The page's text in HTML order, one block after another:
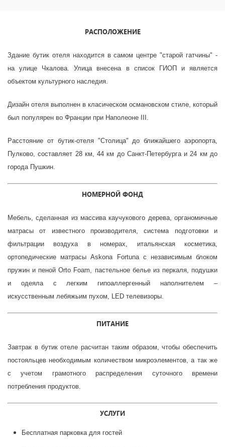
РАСПОЛОЖЕНИЕ
Здание бутик отеля находится в самом центре "старой гатчины" -
на улице Чкалова. Улица внесена в список ГИОП и является
объектом культурного наследия.
Дизайн отеля выполнен в класическом османовском стиле, который
был популярен во Франции при Наполеоне III.
Расстояние от бутик-отеля "Столица" до ближайшего аэропорта,
Пулково, составляет 28 км,44 км до Санкт-Петербурга и 24 км до
города Пушкин.
НОМЕРНОЙ ФОНД
Мебель, сделанная из массива каучукового дерева, органомичные
матрасы от известного производителя, система подготовки и
фильтрации воздуха в номерах, итальянская косметика,
ортопедические матрасы Askona Fortuna с независимым блоком
пружин и пеной Orto Foam, пастельное белье из перкаля, подушки
и одеяла с легким гипоаллергенный наполнителем –
искусственным лебяжьим пухом, LED телевизоры.
ПИТАНИЕ
Завтрак в бутик отеле расчитан таким образом, чтобы обеспечить
постояльцев необходимым количеством микроэлементов, а так же
с учетом грамотного распределения суточного времени
потребления продуктов.
УСЛУГИ
Бесплатная парковка для гостей